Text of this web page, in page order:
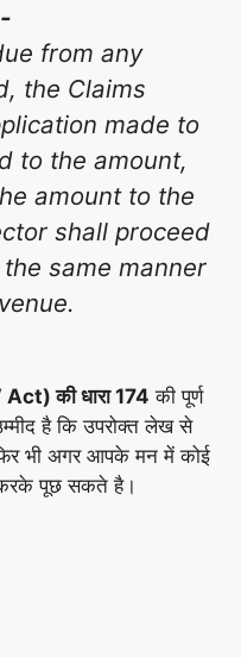
from any
the Claims
made to
to the amount,
amount to the
shall proceed
same manner
Act) की धारा 174 की पूर्ण
है कि उपरोक्त लेख से
भी अगर आपके मन में कोई
करके पूछ सकते है।